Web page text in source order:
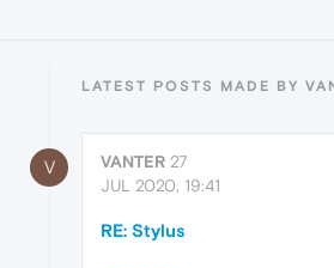
LATEST POSTS MADE BY
V VANTER 27
JUL 2020, 19:41
RE: Stylus